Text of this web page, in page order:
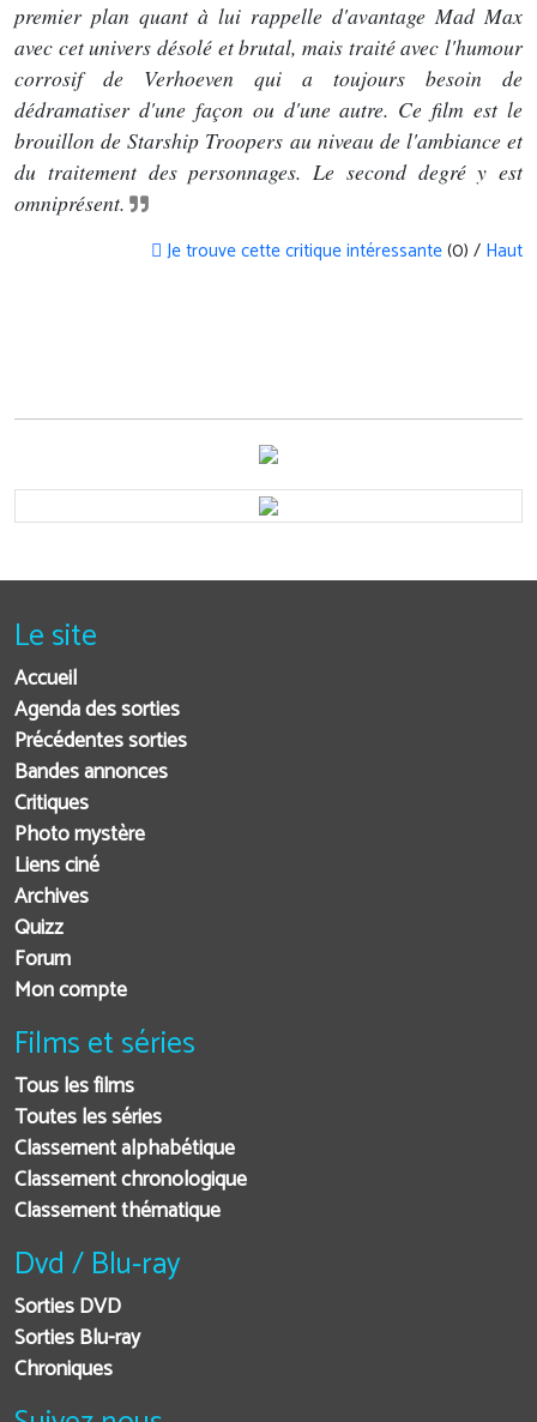
premier plan quant à lui rappelle d'avantage Mad Max
avec cet univers désolé et brutal, mais traité avec l'humour
corrosif de Verhoeven qui a toujours besoin de
dédramatiser d'une façon ou d'une autre. Ce film est le
brouillon de Starship Troopers au niveau de l'ambiance et
du traitement des personnages. Le second degré y est
omniprésent.
Je trouve cette critique intéressante(0) / Haut
Le site
Accueil
Agenda des sorties
Précédentes sorties
Bandes annonces
Critiques
Photo mystère
Liens ciné
Archives
Quizz
Forum
Mon compte
Films et séries
Tous les films
Toutes les séries
Classement alphabétique
Classement chronologique
Classement thématique
Dvd / Blu-ray
Sorties DVD
Sorties Blu-ray
Chroniques